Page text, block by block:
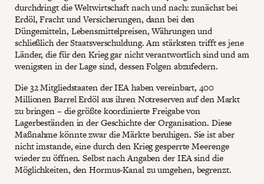
durchdringt die Weltwirtschaft nach und nach: zunächst bei
Erdöl, Fracht und Versicherungen, dann bei den
Düngemitteln, Lebensmittelpreisen, Währungen und
schließlich der Staatsverschuldung. Am stärksten trifft es jene
Länder, die für den Krieg gar nicht verantwortlich sind und am
wenigsten in der Lage sind, dessen Folgen abzufedern.
Die 32 Mitgliedstaaten der IEA haben vereinbart, 400
Millionen Barrel Erdöl aus ihren Notreserven auf den Markt
zu bringen – die größte koordinierte Freigabe von
Lagerbeständen in der Geschichte der Organisation. Diese
Maßnahme könnte zwar die Märkte beruhigen. Sie ist aber
nicht imstande, eine durch den Krieg gesperrte Meerenge
wieder zu öffnen. Selbst nach Angaben der IEA sind die
Möglichkeiten, den Hormus-Kanal zu umgehen, begrenzt.